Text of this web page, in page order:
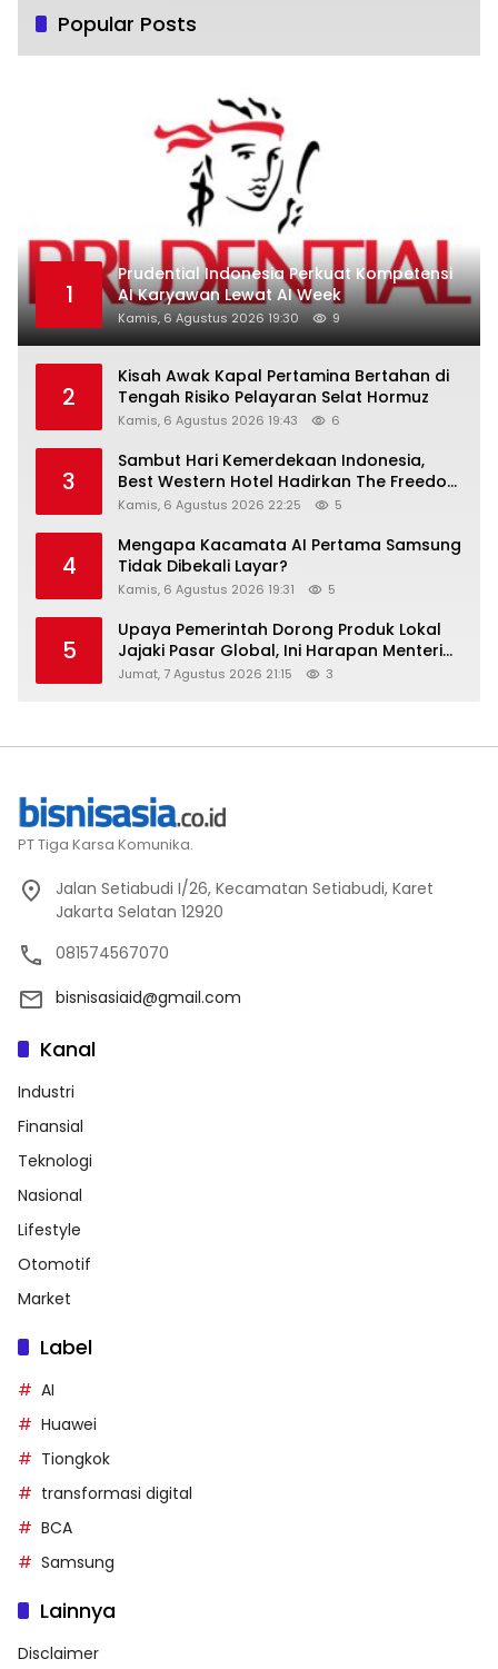
Popular Posts
1
Prudential Indonesia Perkuat Kompetensi
AI Karyawan Lewat AI Week
Kamis, 6 Agustus 2026 19:30 9
2
Kisah Awak Kapal Pertamina Bertahan di
Tengah Risiko Pelayaran Selat Hormuz
Kamis, 6 Agustus 2026 19:43 6
3
Sambut Hari Kemerdekaan Indonesia,
Best Western Hotel Hadirkan The Freedom
Stay Diskon Hingga 45%
Kamis, 6 Agustus 2026 22:25 5
4
Mengapa Kacamata AI Pertama Samsung
Tidak Dibekali Layar?
Kamis, 6 Agustus 2026 19:31 5
5
Upaya Pemerintah Dorong Produk Lokal
Jajaki Pasar Global, Ini Harapan Menteri
Perindustrian RI Lewat ILT dan IGT Expo
Jumat, 7 Agustus 2026 21:15 3
PT Tiga Karsa Komunika.
Jalan Setiabudi I/26, Kecamatan Setiabudi, Karet
Jakarta Selatan 12920
081574567070
bisnisasiaid@gmail.com
Kanal
Industri
Finansial
Teknologi
Nasional
Lifestyle
Otomotif
Market
Label
AI
Huawei
Tiongkok
transformasi digital
BCA
Samsung
Lainnya
Disclaimer